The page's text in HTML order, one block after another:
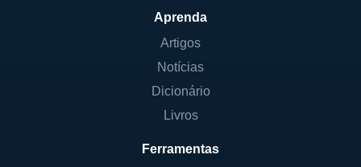
Aprenda
Artigos
Notícias
Dicionário
Livros
Ferramentas